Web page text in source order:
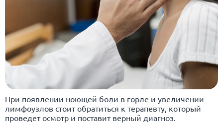
При появлении ноющей боли в горле и увеличении
лимфоузлов стоит обратиться к терапевту, который
проведет осмотр и поставит верный диагноз.